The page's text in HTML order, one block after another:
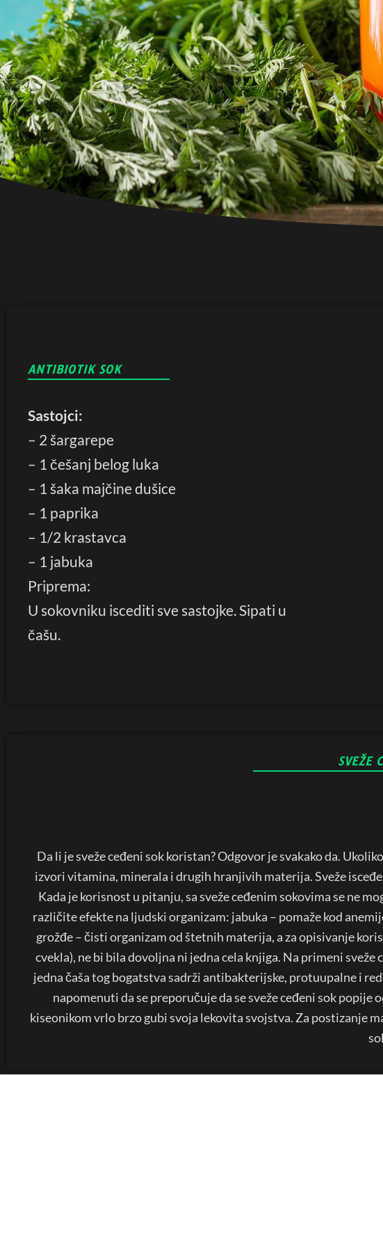
ANTIBIOTIK SOK
Sastojci:
– 2 šargarepe
– 1 češanj belog luka
– 1 šaka majčine dušice
– 1 paprika
– 1/2 krastavca
– 1 jabuka
Priprema:
U sokovniku iscediti sve sastojke. Sipati u
čašu.
SVEŽE
Da li je sveže ceđeni sok koristan? Odgovor je svakako da.
izvori vitamina, minerala i drugih hranjivih materija. Sveže
Kada je korisnost u pitanju, sa sveže ceđenim sokovima se ne
različite efekte na ljudski organizam: jabuka – pomaže kod
grožđe – čisti organizam od štetnih materija, a za opisivanje
cvekla), ne bi bila dovoljna ni jedna cela knjiga. Na primeni
jedna čaša tog bogatstva sadrži antibakterijske, protuupalne i
napomenuti da se preporučuje da se sveže ceđeni sok popije
kiseonikom vrlo brzo gubi svoja lekovita svojstva. Za postizanje